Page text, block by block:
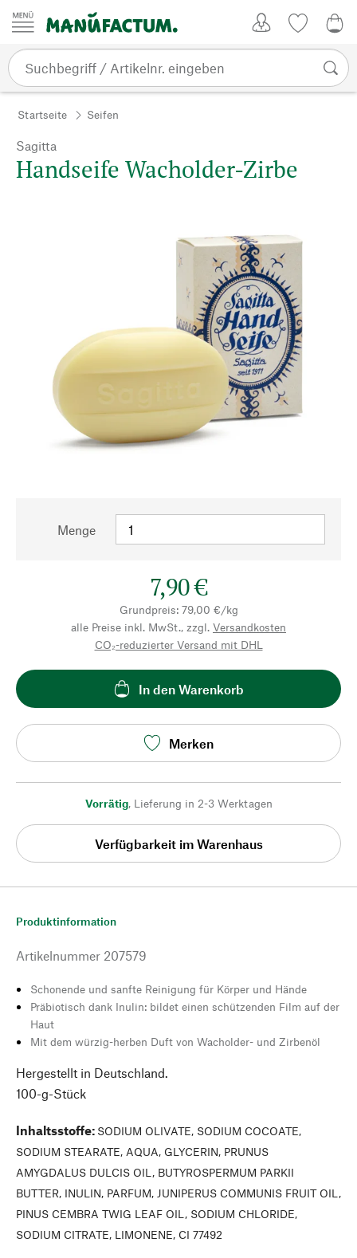
Zum Inhalt springen
Startseite Seifen
Sagitta
Handseife Wacholder-Zirbe
Menge
7,90 €
Grundpreis: 79,00 €/kg
alle Preise inkl. MwSt., zzgl. Versandkosten
CO₂-reduzierter Versand mit DHL
In den Warenkorb
Merken
Vorrätig, Lieferung in 2-3 Werktagen
Verfügbarkeit im Warenhaus
Produktinformation
Artikelnummer 207579
Schonende und sanfte Reinigung für Körper und Hände
Präbiotisch dank Inulin: bildet einen schützenden Film auf der
Haut
Mit dem würzig-herben Duft von Wacholder- und Zirbenöl
Hergestellt in Deutschland.
100-g-Stück
Inhaltsstoffe: SODIUM OLIVATE, SODIUM COCOATE,
SODIUM STEARATE, AQUA, GLYCERIN, PRUNUS
AMYGDALUS DULCIS OIL, BUTYROSPERMUM PARKII
BUTTER, INULIN, PARFUM, JUNIPERUS COMMUNIS FRUIT OIL,
PINUS CEMBRA TWIG LEAF OIL, SODIUM CHLORIDE,
SODIUM CITRATE, LIMONENE, CI 77492